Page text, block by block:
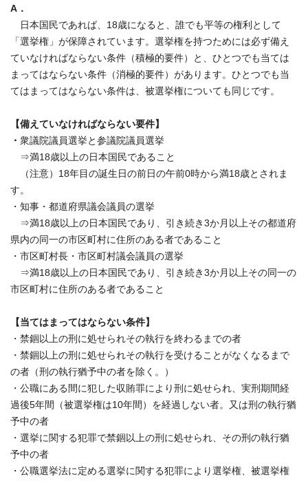
A．
日本国民であれば、18歳になると、誰でも平等の権利として
「選挙権」が保障されています。選挙権を持つためには必ず備え
ていなければならない条件（積極的要件）と、ひとつでも当ては
まってはならない条件（消極的要件）があります。ひとつでも当
てはまってはならない条件は、被選挙権についても同じです。
【備えていなければならない要件】
・ 衆議院議員選挙と参議院議員選挙
⇒満18歳以上の日本国民であること
（注意）18年目の誕生日の前日の午前0時から満18歳とされま
す。
・知事・都道府県議会議員の選挙
⇒満18歳以上の日本国民であり、引き続き3か月以上その都道府
県内の同一の市区町村に住所のある者であること
・市区町村長・市区町村議会議員の選挙
⇒満18歳以上の日本国民であり、引き続き3か月以上その同一の
市区町村に住所のある者であること
【当てはまってはならない条件】
・禁錮以上の刑に処せられその執行を終わるまでの者
・禁錮以上の刑に処せられその執行を受けることがなくなるまで
の者（刑の執行猶予中の者を除く。）
・公職にある間に犯した収賄罪により刑に処せられ、実刑期間経
過後5年間（被選挙権は10年間）を経過しない者。又は刑の執行猶
予中の者
・選挙に関する犯罪で禁錮以上の刑に処せられ、その刑の執行猶
予中の者
・公職選挙法に定める選挙に関する犯罪により選挙権、被選挙権